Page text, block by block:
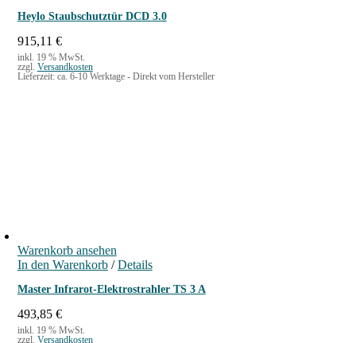
Heylo Staubschutztür DCD 3.0
915,11 €
inkl. 19 % MwSt.
zzgl. Versandkosten
Lieferzeit: ca. 6-10 Werktage - Direkt vom Hersteller
Warenkorb ansehen
In den Warenkorb / Details
Master Infrarot-Elektrostrahler TS 3 A
493,85 €
inkl. 19 % MwSt.
zzgl. Versandkosten